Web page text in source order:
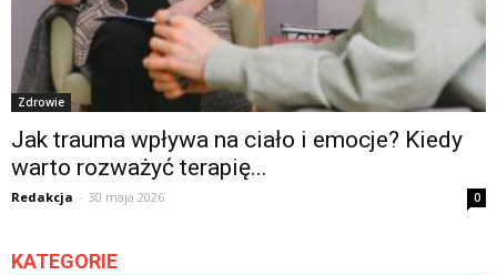
Zdrowie
Jak trauma wpływa na ciało i emocje? Kiedy
warto rozważyć terapię...
Redakcja - 30 maja 2026 0
KATEGORIE